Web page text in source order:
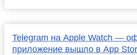
Telegram на Apple Watch —
приложение вышло в App